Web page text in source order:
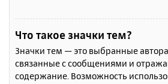
Что такое значки тем?
Значки тем — это выбранные
связанные с сообщениями и
содержание. Возможность